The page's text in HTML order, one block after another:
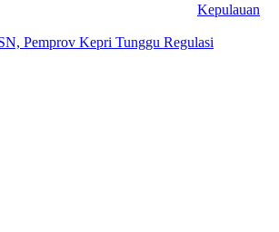
Kepulauan
Pemprov Kepri Tunggu Regulasi